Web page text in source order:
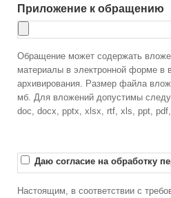
Приложение к обращению
Обращение может содержать
материалы в электронной форме в
архивирования. Размер файла
мб. Для вложений допустимы
doc, docx, pptx, xlsx, rtf, xls, ppt,
Даю согласие на обработку
Настоящим, в соответствии с